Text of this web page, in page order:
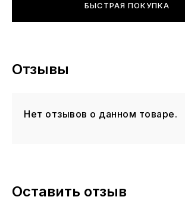
БЫСТРАЯ ПОКУПКА
Отзывы
Нет отзывов о данном товаре.
Оставить отзыв